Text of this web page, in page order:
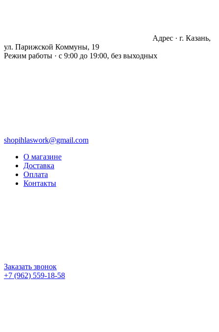
Адрес · г. Казань,
ул. Парижской Коммуны, 19
Режим работы · с 9:00 до 19:00, без выходных
shopihlaswork@gmail.com
О магазине
Доставка
Оплата
Контакты
Заказать звонок
+7 (962) 559-18-58